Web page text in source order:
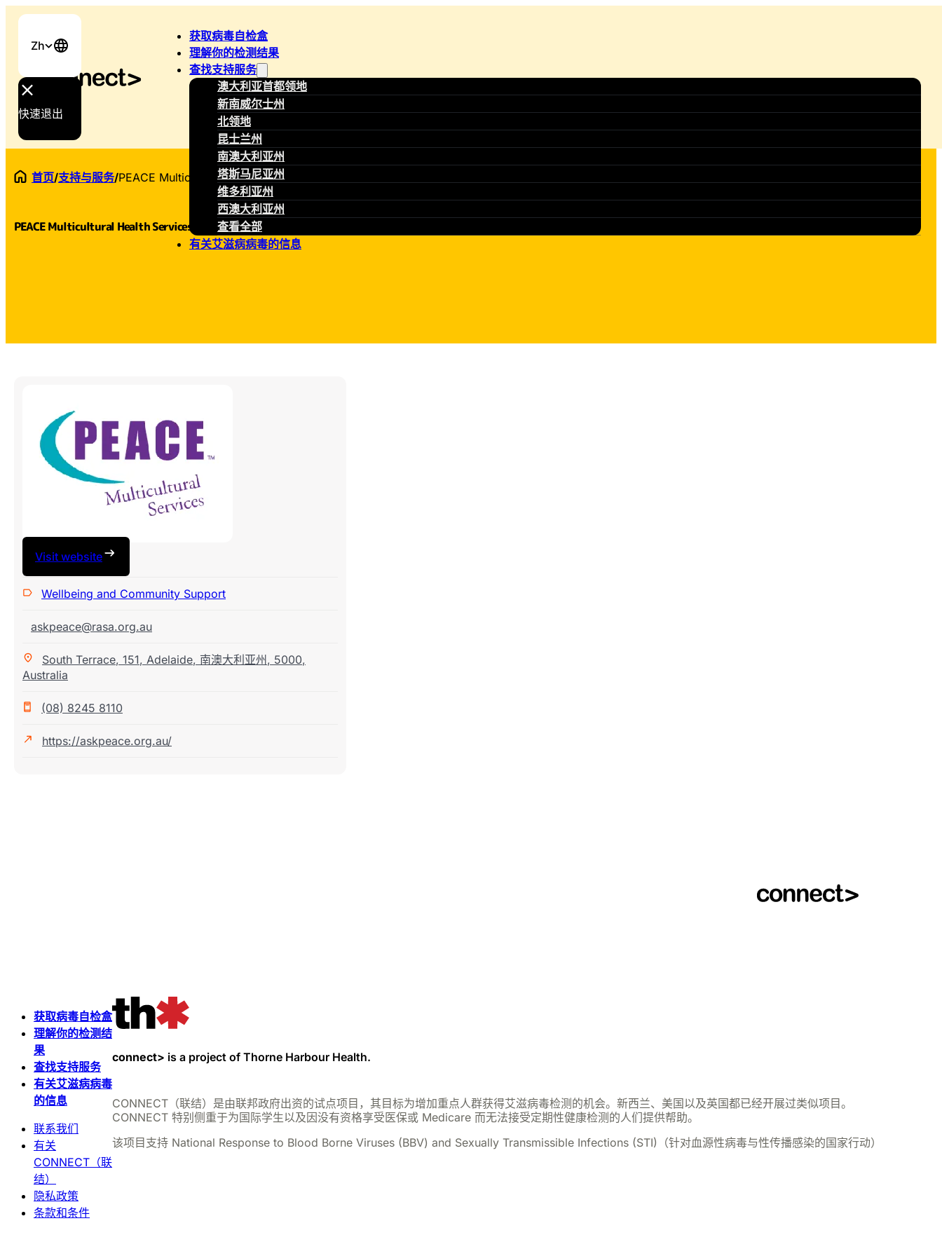
获取病毒自检盒
理解你的检测结果
查找支持服务
澳大利亚首都领地
新南威尔士州
北领地
昆士兰州
南澳大利亚州
塔斯马尼亚州
维多利亚州
西澳大利亚州
查看全部
有关艾滋病病毒的信息
Zh
快速退出
首页/支持与服务/PEACE Multicultural Health Services
PEACE Multicultural Health Services
Visit website
Wellbeing and Community Support
askpeace@rasa.org.au
South Terrace, 151, Adelaide, 南澳大利亚州, 5000,
Australia
(08) 8245 8110
https://askpeace.org.au/
获取病毒自检盒
理解你的检测结
果
查找支持服务
有关艾滋病病毒
的信息
联系我们
有关
CONNECT（联
结）
隐私政策
条款和条件
connect> is a project of Thorne Harbour Health.
CONNECT（联结）是由联邦政府出资的试点项目，其目标为增加重点人群获得艾滋病毒检测的机会。新西兰、美国以及英国都已经开展过类似项目。
CONNECT 特别侧重于为国际学生以及因没有资格享受医保或 Medicare 而无法接受定期性健康检测的人们提供帮助。
该项目支持 National Response to Blood Borne Viruses (BBV) and Sexually Transmissible Infections (STI)（针对血源性病毒与性传播感染的国家行动）